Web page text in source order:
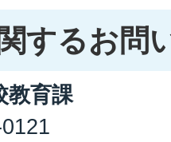
するお問
教育課